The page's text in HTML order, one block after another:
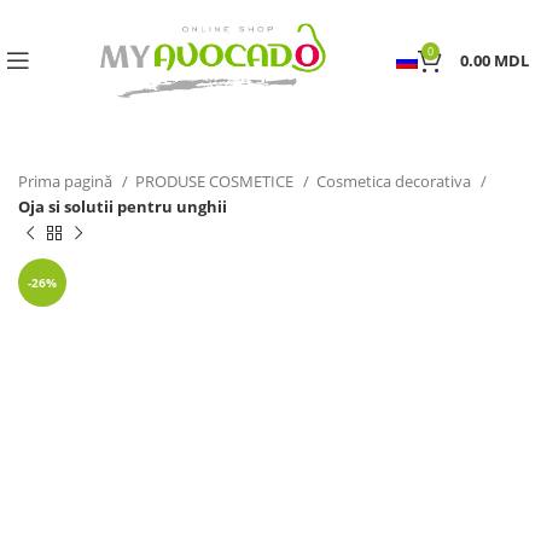
0 0.00 MDL
Prima pagină PRODUSE COSMETICE
Cosmetica decorativa
Oja si solutii pentru unghii
-26%